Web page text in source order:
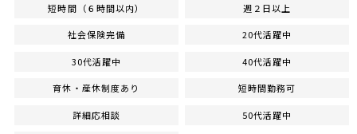
短時間（６時間以内） 週２日以上
社会保険完備 20代活躍中
30代活躍中 40代活躍中
育休・産休制度あり 短時間勤務可
詳細応相談 50代活躍中